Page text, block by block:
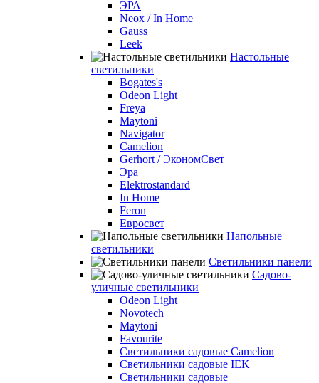
ЭРА
Neox / In Home
Gauss
Leek
Настольные
светильники
Bogates's
Odeon Light
Freya
Maytoni
Navigator
Camelion
Gerhort / ЭкономСвет
Эра
Elektrostandard
In Home
Feron
Евросвет
Напольные
светильники
Светильники панели
Садово-
уличные светильники
Odeon Light
Novotech
Maytoni
Favourite
Светильники садовые Camelion
Светильники садовые IEK
Светильники садовые